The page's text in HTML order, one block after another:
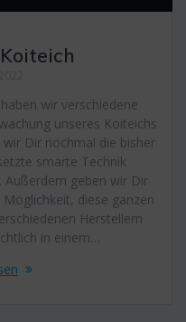
wir verschiedene
unseres Koiteichs
Dir nochmal die bisher
smarte Technik
Außerdem geben wir Dir
diese ganzen
Herstellern
in einem…